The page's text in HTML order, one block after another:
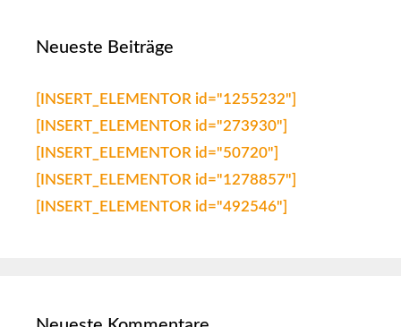
Neueste Beiträge
[INSERT_ELEMENTOR id="1255232"]
[INSERT_ELEMENTOR id="273930"]
[INSERT_ELEMENTOR id="50720"]
[INSERT_ELEMENTOR id="1278857"]
[INSERT_ELEMENTOR id="492546"]